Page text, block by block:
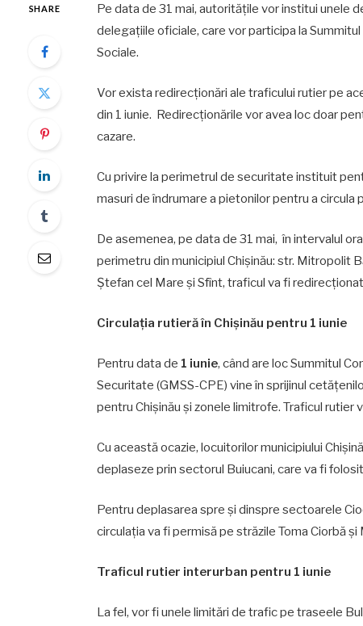
SHARE
Pe data de 31 mai, autoritățile vor institui unele
delegațiile oficiale, care vor participa la
Sociale.
Vor exista redirecționări ale traficului rutier pe
din 1 iunie. Redirecționările vor avea loc doar
cazare.
Cu privire la perimetrul de securitate instituit
masuri de îndrumare a pietonilor pentru a circula
De asemenea, pe data de 31 mai, în intervalul
perimetru din municipiul Chișinău: str. Mitropolit
Ștefan cel Mare și Sfînt, traficul va fi
Circulația rutieră în Chișinău pentru 1 iunie
Pentru data de 1 iunie, când are loc Summitul
Securitate (GMSS-CPE) vine în sprijinul
pentru Chișinău și zonele limitrofe. Traficul
Cu această ocazie, locuitorilor municipiului
deplaseze prin sectorul Buiucani, care va fi
Pentru deplasarea spre și dinspre sectoarele
circulația va fi permisă pe străzile Toma Ciorbă și
Traficul rutier interurban pentru 1 iunie
La fel, vor fi unele limitări de trafic pe traseele